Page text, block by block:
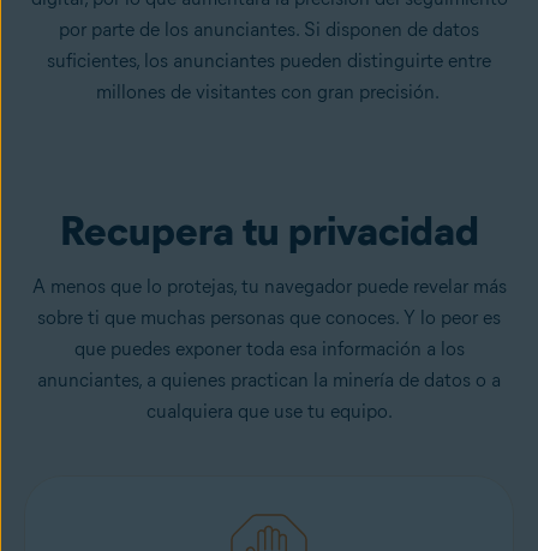
por parte de los anunciantes. Si disponen de datos
suficientes, los anunciantes pueden distinguirte entre
millones de visitantes con gran precisión.
Recupera tu privacidad
A menos que lo protejas, tu navegador puede revelar más
sobre ti que muchas personas que conoces. Y lo peor es
que puedes exponer toda esa información a los
anunciantes, a quienes practican la minería de datos o a
cualquiera que use tu equipo.